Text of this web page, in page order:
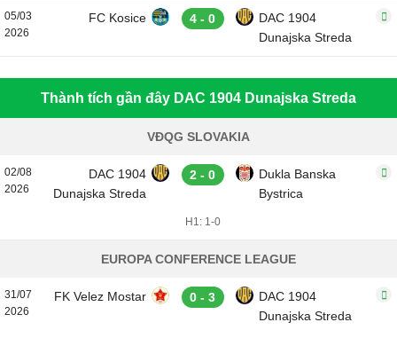
05/03
2026
FC Kosice 4 - 0
DAC 1904
Dunajska Streda
Thành tích gần đây DAC 1904 Dunajska Streda
VĐQG SLOVAKIA
02/08
2026
DAC 1904
Dunajska Streda
2 - 0
Dukla Banska
Bystrica
H1: 1-0
EUROPA CONFERENCE LEAGUE
31/07
2026
FK Velez Mostar 0 - 3
DAC 1904
Dunajska Streda